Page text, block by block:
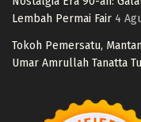
Lembah Permai Fair 4
Tokoh Pemersatu,
Umar Amrullah Tanatta